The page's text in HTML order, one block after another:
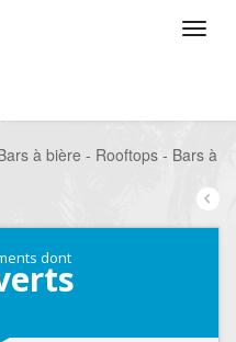
à bière - Rooftops - Bars à
dont